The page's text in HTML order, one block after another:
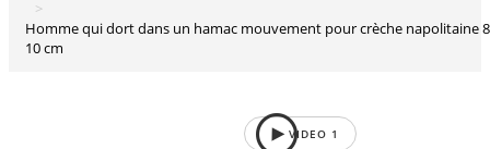
Homme qui dort dans un hamac mouvement pour crèche napolitaine 8-
10 cm
VIDEO 1